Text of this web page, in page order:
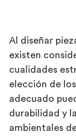
Al diseñar
existen
cualidades
elección de
adecuado
durabilidad y
ambientales